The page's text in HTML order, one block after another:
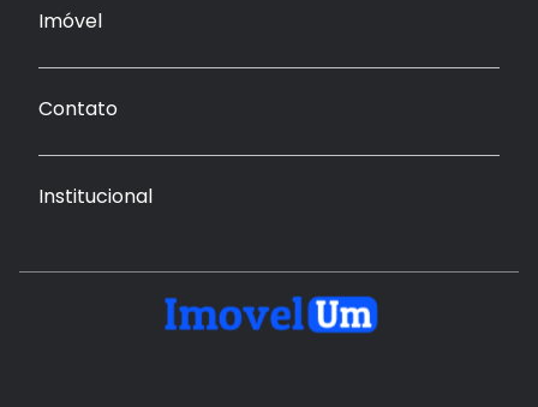
Imóvel
Contato
Institucional